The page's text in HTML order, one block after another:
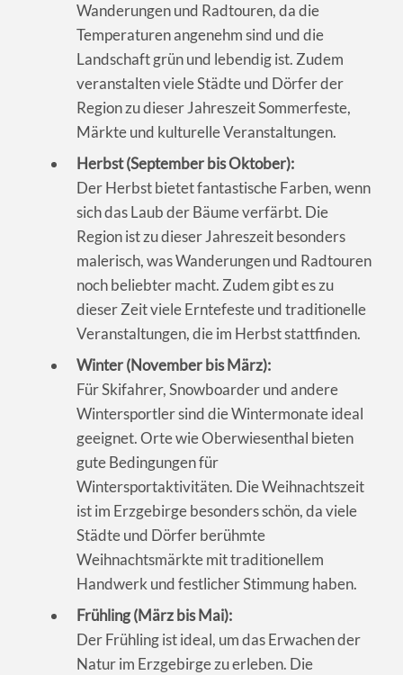
Wanderungen und Radtouren, da die
Temperaturen angenehm sind und die
Landschaft grün und lebendig ist. Zudem
veranstalten viele Städte und Dörfer der
Region zu dieser Jahreszeit Sommerfeste,
Märkte und kulturelle Veranstaltungen.
Herbst (September bis Oktober):
Der Herbst bietet fantastische Farben, wenn
sich das Laub der Bäume verfärbt. Die
Region ist zu dieser Jahreszeit besonders
malerisch, was Wanderungen und Radtouren
noch beliebter macht. Zudem gibt es zu
dieser Zeit viele Erntefeste und traditionelle
Veranstaltungen, die im Herbst stattfinden.
Winter (November bis März):
Für Skifahrer, Snowboarder und andere
Wintersportler sind die Wintermonate ideal
geeignet. Orte wie Oberwiesenthal bieten
gute Bedingungen für
Wintersportaktivitäten. Die Weihnachtszeit
ist im Erzgebirge besonders schön, da viele
Städte und Dörfer berühmte
Weihnachtsmärkte mit traditionellem
Handwerk und festlicher Stimmung haben.
Frühling (März bis Mai):
Der Frühling ist ideal, um das Erwachen der
Natur im Erzgebirge zu erleben. Die